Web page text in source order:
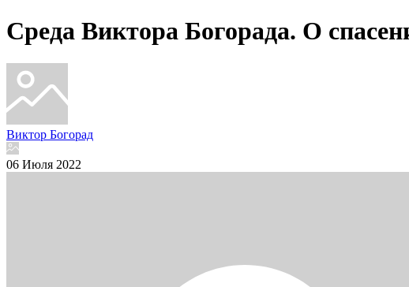
Среда Виктора Богорада. О
Виктор Богорад
06 Июля 2022